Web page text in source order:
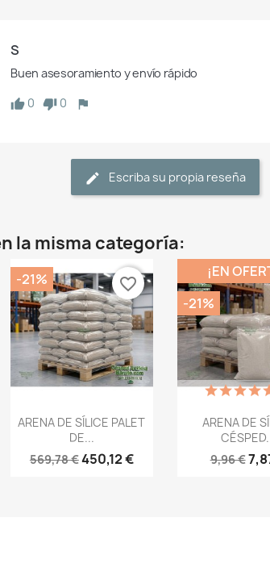
S
Buen asesoramiento y envío rápido
0
0
Escriba su propia reseña
la misma categoría:
 Vista rápida
ARENA DE SÍLICE PALET
DE...
569,78 €450,12 €
-21% favorite_border
Vista
ARENA DE
9,96 €
¡EN
-21%